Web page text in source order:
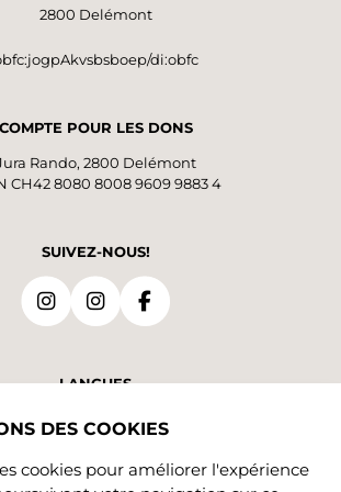
2800 Delémont
di:obfc
COMPTE POUR LES DONS
Rando, 2800 Delémont
CH42 8080 8008 9609 9883 4
SUIVEZ-NOUS!
LANGUES
DE FR
DES COOKIES
cookies pour améliorer l'expérience